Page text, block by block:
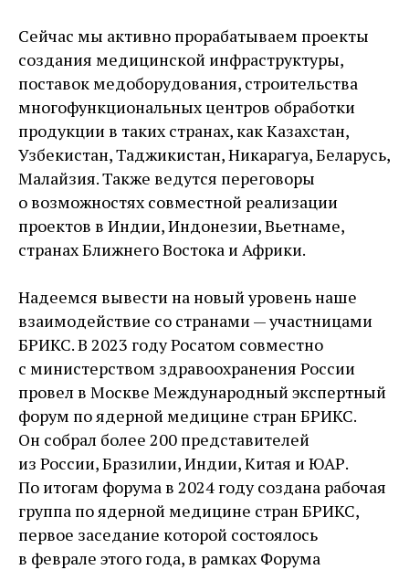
Сейчас мы активно прорабатываем проекты
создания медицинской инфраструктуры,
поставок медоборудования, строительства
многофункциональных центров обработки
продукции в таких странах, как Казахстан,
Узбекистан, Таджикистан, Никарагуа, Беларусь,
Малайзия. Также ведутся переговоры
о возможностях совместной реализации
проектов в Индии, Индонезии, Вьетнаме,
странах Ближнего Востока и Африки.
Надеемся вывести на новый уровень наше
взаимодействие со странами — участницами
БРИКС. В 2023 году Росатом совместно
с министерством здравоохранения России
провел в Москве Международный экспертный
форум по ядерной медицине стран БРИКС.
Он собрал более 200 представителей
из России, Бразилии, Индии, Китая и ЮАР.
По итогам форума в 2024 году создана рабочая
группа по ядерной медицине стран БРИКС,
первое заседание которой состоялось
в феврале этого года, в рамках Форума